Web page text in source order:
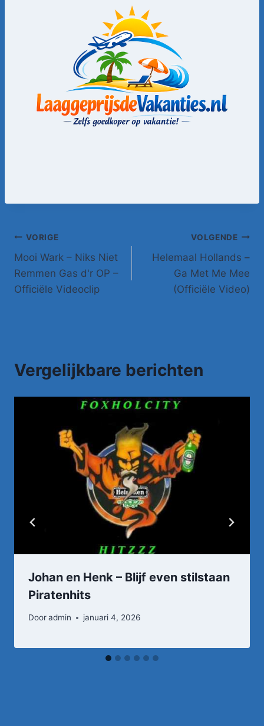
Bericht
navigatie
VORIGE
Mooi Wark – Niks Niet
Remmen Gas d'r OP –
Officiële Videoclip
VOLGENDE
Helemaal Hollands –
Ga Met Me Mee
(Officiële Video)
Vergelijkbare berichten
Johan en Henk – Blijf even stilstaan
Piratenhits
Dooradmin januari 4, 2026